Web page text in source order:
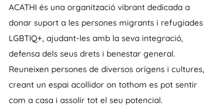
ACATHI és una organització vibrant dedicada a
donar suport a les persones migrants i refugiades
LGBTIQ+, ajudant-les amb la seva integració,
defensa dels seus drets i benestar general.
Reuneixen persones de diversos orígens i cultures,
creant un espai acollidor on tothom es pot sentir
com a casa i assolir tot el seu potencial.